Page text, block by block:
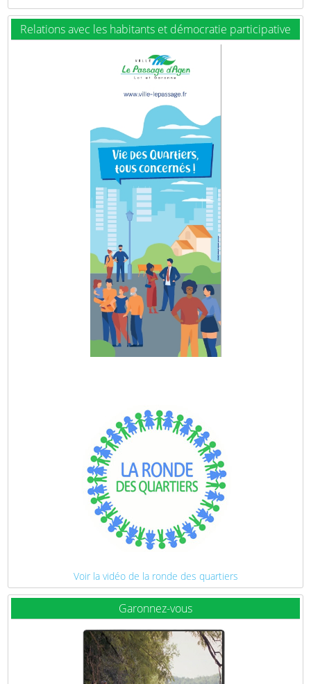
Relations avec les habitants et démocratie participative
Voir la vidéo de la ronde des quartiers
Garonnez-vous